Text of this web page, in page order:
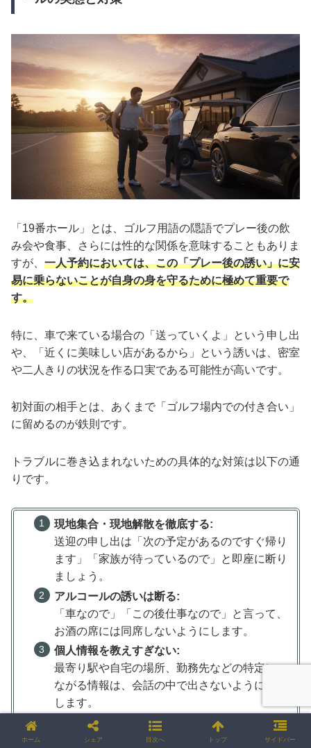
「19番ホール」とは、ゴルフ用語の隠語でプレー後の飲
み会や食事、さらには性的な関係を意味することもありま
すが、 一人予約においては、この「プレー後の誘い」に安
易に乗らないことが自身の身を守るために極めて重要で
す。
特に、車で来ている場合の「送っていくよ」という申し出
や、「近くに美味しい店があるから」という誘いは、密室
や二人きりの状況を作る口実である可能性が高いです。
初対面の相手とは、あくまで「ゴルフ場内での付き合い」
に留めるのが鉄則です。
トラブルに巻き込まれないための具体的な対策は以下の通
りです。
現地集合・現地解散を徹底する:
送迎の申し出は「次の予定があるのですぐ帰り
ます」「家族が待っているので」と即座に断り
ましょう。
アルコールの誘いは断る:
「車なので」「この後仕事なので」と言って、
お酒の席には同席しないようにします。
個人情報を教えすぎない:
最寄り駅や自宅の場所、勤務先などの特定につ
ながる情報は、会話の中で出さないように注意
します。
ホーム シェア 目次へ トップ サイドバー